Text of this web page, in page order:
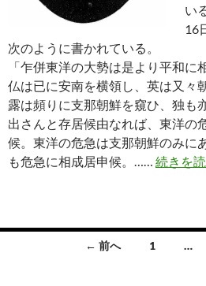
い
16
次のように書かれている。
「乍併東洋の大勢は是より平和に
仏は已に安南を横領し、英は又々
露は頻りに支那朝鮮を窺ひ、独も
出さんと存居候由なれば、東洋の
候。東洋の危急は支那朝鮮のみに
も危急に相成居申候。…… 続きを
← 前へ 1 …